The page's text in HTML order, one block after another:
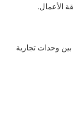
الأعمال.
11 طابقًا تجمع بين وحدات تجارية